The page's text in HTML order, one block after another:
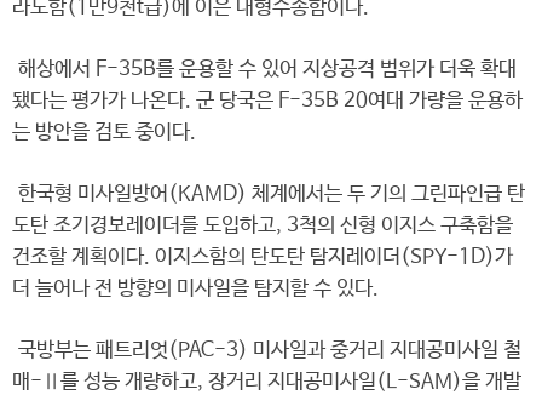
라도함(1만9천t급)에 이은 대형수송함이다.
해상에서 F-35B를 운용할 수 있어 지상공격 범위가 더욱 확대
됐다는 평가가 나온다. 군 당국은 F-35B 20여대 가량을 운용하
는 방안을 검토 중이다.
한국형 미사일방어(KAMD) 체계에서는 두 기의 그린파인급 탄
도탄 조기경보레이더를 도입하고, 3척의 신형 이지스 구축함을
건조할 계획이다. 이지스함의 탄도탄 탐지레이더(SPY-1D)가
더 늘어나 전 방향의 미사일을 탐지할 수 있다.
국방부는 패트리엇(PAC-3) 미사일과 중거리 지대공미사일 철
매-Ⅱ를 성능 개량하고, 장거리 지대공미사일(L-SAM)을 개발